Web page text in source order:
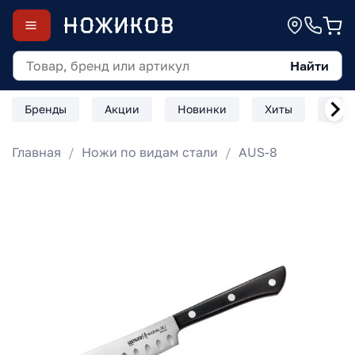
Найти
Бренды Акции Новинки Хиты
Главная Ножи по видам стали AUS-8